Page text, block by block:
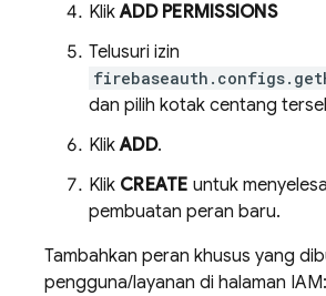
KlikADD PERMISSIONS
Telusuri izin
dan pilih kotak centang
KlikADD.
Klik CREATE untuk
pembuatan peran baru.
Tambahkan peran khusus yang
pengguna/layanan di halaman IAM: